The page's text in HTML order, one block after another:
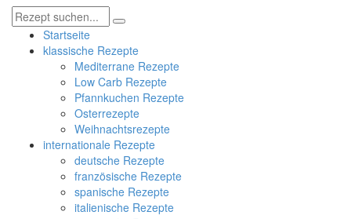
Startseite
klassische Rezepte
Mediterrane Rezepte
Low Carb Rezepte
Pfannkuchen Rezepte
Osterrezepte
Weihnachtsrezepte
internationale Rezepte
deutsche Rezepte
französische Rezepte
spanische Rezepte
italienische Rezepte